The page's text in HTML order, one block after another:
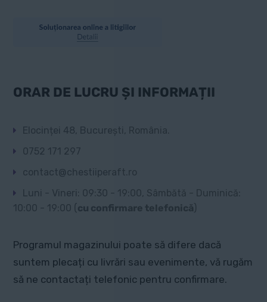
ORAR DE LUCRU ȘI INFORMAȚII
Elocinței 48, București, România.
0752 171 297
contact@chestiiperaft.ro
Luni - Vineri: 09:30 - 19:00, Sâmbătă - Duminică:
10:00 - 19:00 ( cu confirmare telefonică)
Programul magazinului poate să difere dacă
suntem plecați cu livrări sau evenimente, vă rugăm
să ne contactați telefonic pentru confirmare.